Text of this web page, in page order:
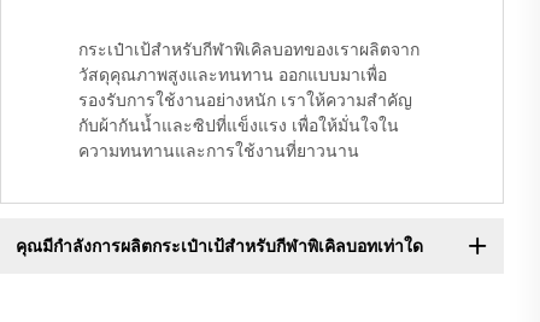
กระเป๋าเป้สำหรับกีฬาพิเคิลบอทของเราผลิตจาก
วัสดุคุณภาพสูงและทนทาน ออกแบบมาเพื่อ
รองรับการใช้งานอย่างหนัก เราให้ความสำคัญ
กับผ้ากันน้ำและซิปที่แข็งแรง เพื่อให้มั่นใจใน
ความทนทานและการใช้งานที่ยาวนาน
คุณมีกำลังการผลิตกระเป๋าเป้สำหรับกีฬาพิเคิลบอทเท่าใด